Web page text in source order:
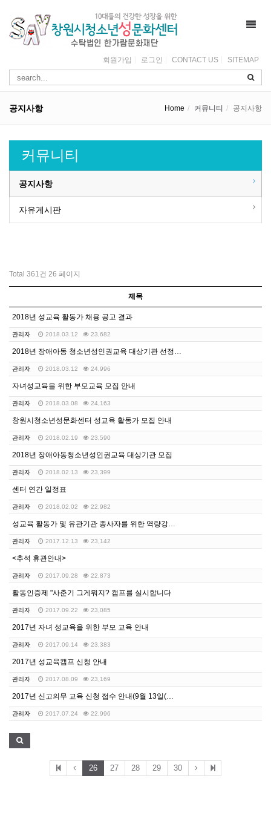
회원가입 로그인 CONTACT US SITEMAP
공지사항 Home 커뮤니티 공지사항
커뮤니티
공지사항
자유게시판
Total 361건 26 페이지
제목
2018년 성교육 활동가 채용 공고 결과
관리자 2018.03.12 23,682
2018년 장애아동 청소년성인권교육 대상기관 선정결과 …
관리자 2018.03.12 24,996
자녀성교육을 위한 부모교육 모집 안내
관리자 2018.03.08 24,163
창원시청소년성문화센터 성교육 활동가 모집 안내
관리자 2018.02.19 23,590
2018년 장애아동청소년성인권교육 대상기관 모집
관리자 2018.02.13 23,399
센터 연간 일정표
관리자 2018.02.02 22,982
성교육 활동가 및 유관기관 종사자를 위한 역량강화 교육…
관리자 2017.12.13 23,142
<추석 휴관안내>
관리자 2017.09.28 22,873
활동인증제 "사춘기 그게뭐지? 캠프를 실시합니다
관리자 2017.09.22 23,085
2017년 자녀 성교육을 위한 부모 교육 안내
관리자 2017.09.14 23,383
2017년 성교육캠프 신청 안내
관리자 2017.08.09 23,169
2017년 신고의무 교육 신청 접수 안내(9월 13일(…
관리자 2017.07.24 22,996
26 27 28 29 30